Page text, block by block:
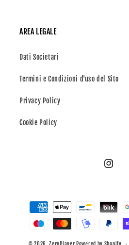
AREA LEGALE
Dati Societari
Termini e Condizioni d'uso del Sito
Privacy Policy
Cookie Policy
Instagram
Metodi
pagamento